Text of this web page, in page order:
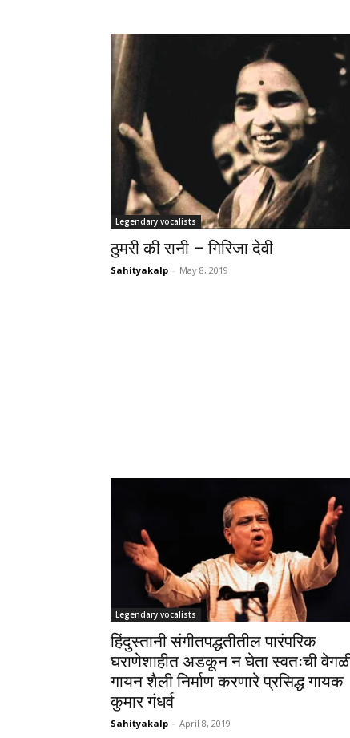
Legendary vocalists
ठुमरी की रानी – गिरिजा देवी
Sahityakalp - May 8, 2019
Legendary vocalists
हिंदुस्तानी संगीतपद्धतीतील पारंपरिक
घराणेशाहीत अडकून न घेता स्वतःची
गायन शैली निर्माण करणारे प्रसिद्ध गायक
कुमार गंधर्व
Sahityakalp - April 8, 2019